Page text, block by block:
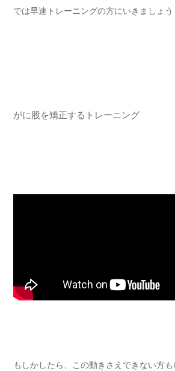
では早速トレーニングの方にいきましょう
がに股を矯正するトレーニング
もしかしたら、この動きさえできない方も